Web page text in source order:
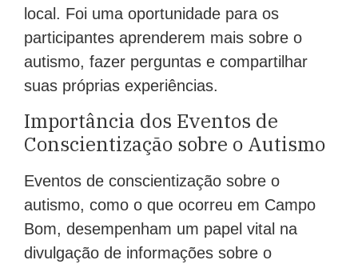
local. Foi uma oportunidade para os
participantes aprenderem mais sobre o
autismo, fazer perguntas e compartilhar
suas próprias experiências.
Importância dos Eventos de
Conscientização sobre o Autismo
Eventos de conscientização sobre o
autismo, como o que ocorreu em Campo
Bom, desempenham um papel vital na
divulgação de informações sobre o